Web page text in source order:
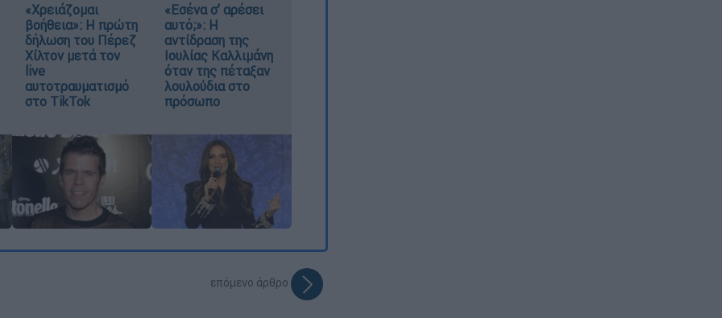
«Χρειάζομαι
βοήθεια»: Η πρώτη
δήλωση του Πέρεζ
Χίλτον μετά τον
live
αυτοτραυματισμό
στο TikTok
«Εσένα σ’ αρέσει
αυτό;»: Η
αντίδραση της
Ιουλίας Καλλιμάνη
όταν της πέταξαν
λουλούδια στο
πρόσωπο
επόμενο άρθρο